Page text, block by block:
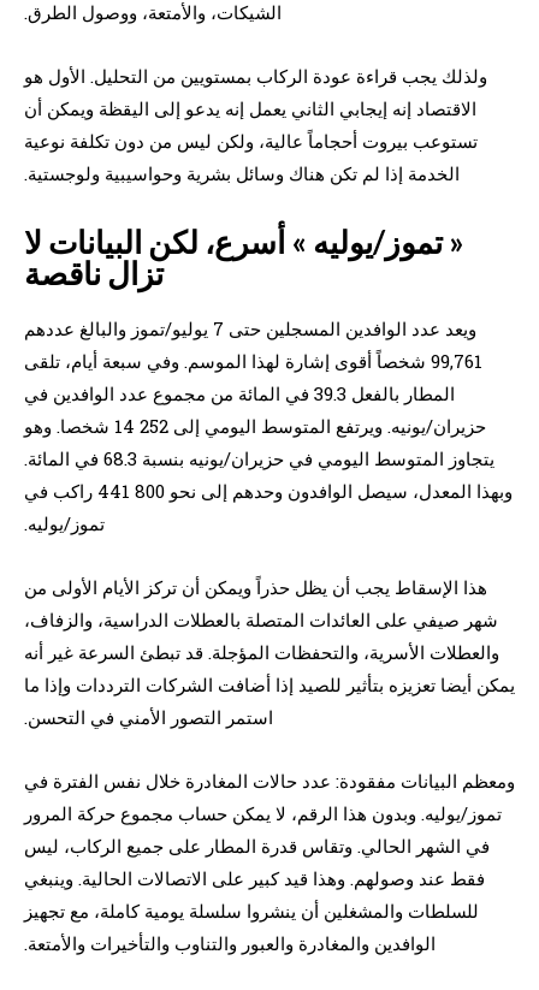
الشيكات، والأمتعة، ووصول الطرق.
ولذلك يجب قراءة عودة الركاب بمستويين من التحليل. الأول هو
الاقتصاد إنه إيجابي الثاني يعمل إنه يدعو إلى اليقظة ويمكن أن
تستوعب بيروت أحجاماً عالية، ولكن ليس من دون تكلفة نوعية
الخدمة إذا لم تكن هناك وسائل بشرية وحواسيبية ولوجستية.
« تموز/يوليه » أسرع، لكن البيانات لا
تزال ناقصة
ويعد عدد الوافدين المسجلين حتى 7 يوليو/تموز والبالغ عددهم
99,761 شخصاً أقوى إشارة لهذا الموسم. وفي سبعة أيام، تلقى
المطار بالفعل 39.3 في المائة من مجموع عدد الوافدين في
حزيران/يونيه. ويرتفع المتوسط اليومي إلى 252 14 شخصا. وهو
يتجاوز المتوسط اليومي في حزيران/يونيه بنسبة 68.3 في المائة.
وبهذا المعدل، سيصل الوافدون وحدهم إلى نحو 800 441 راكب في
تموز/يوليه.
هذا الإسقاط يجب أن يظل حذراً ويمكن أن تركز الأيام الأولى من
شهر صيفي على العائدات المتصلة بالعطلات الدراسية، والزفاف،
والعطلات الأسرية، والتحفظات المؤجلة. قد تبطئ السرعة غير أنه
يمكن أيضا تعزيزه بتأثير للصيد إذا أضافت الشركات الترددات وإذا ما
استمر التصور الأمني في التحسن.
ومعظم البيانات مفقودة: عدد حالات المغادرة خلال نفس الفترة في
تموز/يوليه. وبدون هذا الرقم، لا يمكن حساب مجموع حركة المرور
في الشهر الحالي. وتقاس قدرة المطار على جميع الركاب، ليس
فقط عند وصولهم. وهذا قيد كبير على الاتصالات الحالية. وينبغي
للسلطات والمشغلين أن ينشروا سلسلة يومية كاملة، مع تجهيز
الوافدين والمغادرة والعبور والتناوب والتأخيرات والأمتعة.